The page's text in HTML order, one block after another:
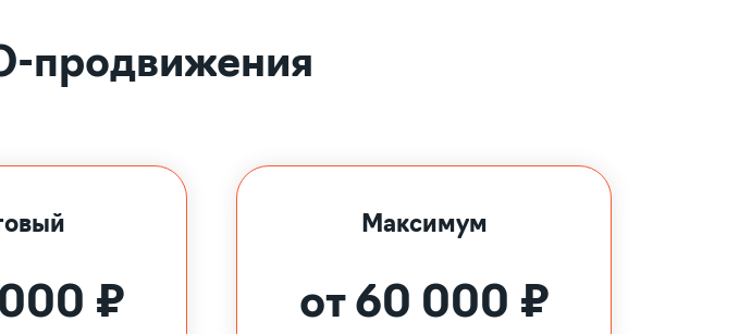
продвижения
₽
Максимум
от 60 000 ₽